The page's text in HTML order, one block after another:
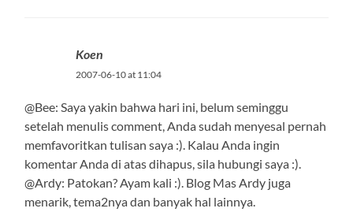
Koen
2007-06-10 at 11:04
@Bee: Saya yakin bahwa hari ini, belum seminggu
setelah menulis comment, Anda sudah menyesal pernah
memfavoritkan tulisan saya :). Kalau Anda ingin
komentar Anda di atas dihapus, sila hubungi saya :).
@Ardy: Patokan? Ayam kali :). Blog Mas Ardy juga
menarik, tema2nya dan banyak hal lainnya.